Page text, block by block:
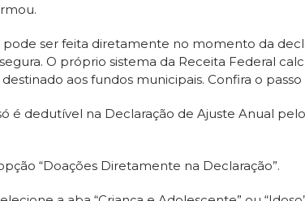
pode ser feita diretamente no momento da
O próprio sistema da Receita Federal
aos fundos municipais. Confira o passo
é dedutível na Declaração de Ajuste Anual
“Doações Diretamente na Declaração”.